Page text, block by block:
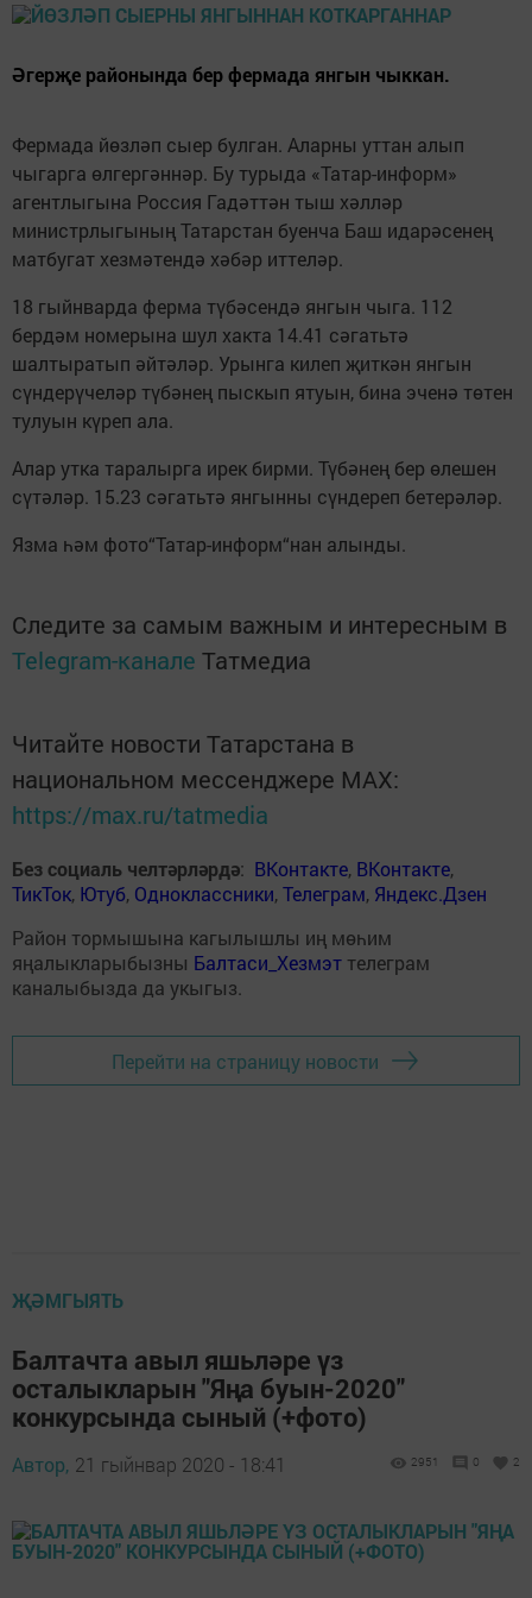
Әгерҗе районында бер фермада янгын чыккан.
Фермада йөзләп сыер булган. Аларны уттан алып
чыгарга өлгергәннәр. Бу турыда «Татар-информ»
агентлыгына Россия Гадәттән тыш хәлләр
министрлыгының Татарстан буенча Баш идарәсенең
матбугат хезмәтендә хәбәр иттеләр.
18 гыйнварда ферма түбәсендә янгын чыга. 112
бердәм номерына шул хакта 14.41 сәгатьтә
шалтыратып әйтәләр. Урынга килеп җиткән янгын
сүндерүчеләр түбәнең пыскып ятуын, бина эченә төтен
тулуын күреп ала.
Алар утка таралырга ирек бирми. Түбәнең бер өлешен
сүтәләр. 15.23 сәгатьтә янгынны сүндереп бетерәләр.
Язма һәм фото“Татар-информ“нан алынды.
Следите за самым важным и интересным в
Telegram-канале Татмедиа
Читайте новости Татарстана в
национальном мессенджере MАХ:
https://max.ru/tatmedia
Без социаль челтәрләрдә: ВКонтакте, ВКонтакте,
ТикТок, Ютуб, Одноклассники,Телеграм, Яндекс.Дзен
Район тормышына кагылышлы иң мөһим
яңалыкларыбызны Балтаси_Хезмэт телеграм
каналыбызда да укыгыз.
Перейти на страницу новости
ҖӘМГЫЯТЬ
Балтачта авыл яшьләре үз
осталыкларын "Яңа буын-2020"
конкурсында сыный (+фото)
Автор, 21 гыйнвар 2020 - 18:41 2951 0 2